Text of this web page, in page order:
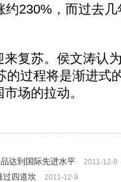
约230%，而过去
复苏。侯文涛认
的过程将是渐进式
场的拉动。
达到国际先进水平
2011-12-9
过四道坎 2011-12-9